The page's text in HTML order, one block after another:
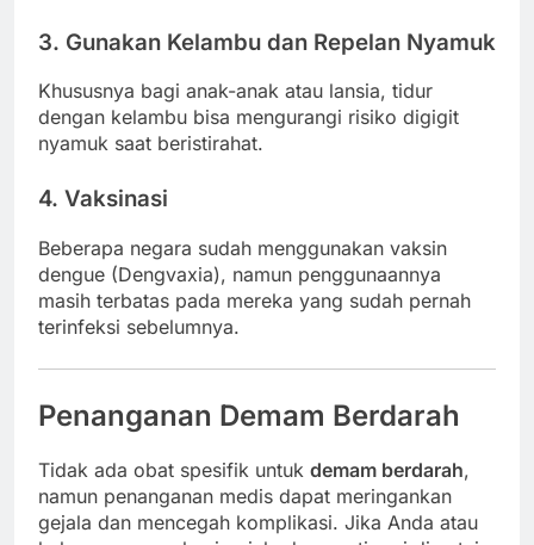
3. Gunakan Kelambu dan Repelan Nyamuk
Khususnya bagi anak-anak atau lansia, tidur
dengan kelambu bisa mengurangi risiko digigit
nyamuk saat beristirahat.
4. Vaksinasi
Beberapa negara sudah menggunakan vaksin
dengue (Dengvaxia), namun penggunaannya
masih terbatas pada mereka yang sudah pernah
terinfeksi sebelumnya.
Penanganan Demam Berdarah
Tidak ada obat spesifik untuk demam berdarah,
namun penanganan medis dapat meringankan
gejala dan mencegah komplikasi. Jika Anda atau